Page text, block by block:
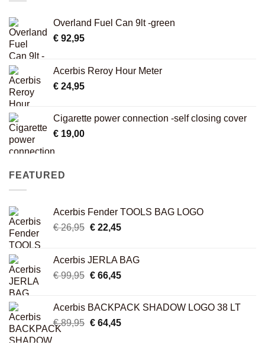
Overland Fuel Can 9lt -green
€ 92,95
Acerbis Reroy Hour Meter
€ 24,95
Cigarette power connection -self closing cover
€ 19,00
FEATURED
Acerbis Fender TOOLS BAG LOGO
€26,95 Original
€ 26,95.
€22,45Current
€ 22,45.
Acerbis JERLA BAG
€99,95 Original
€ 99,95.
€66,45Current
€ 66,45.
Acerbis BACKPACK SHADOW LOGO 38 LT
€89,95 Original
€64,45Current